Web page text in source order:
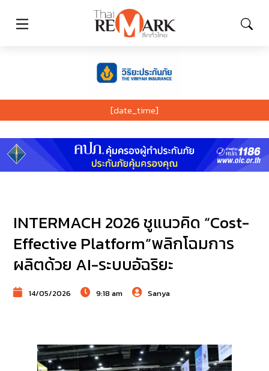
[date_time]
INTERMACH 2026 ชูแนวคิด “Cost-
Effective Platform”พลิกโฉมการ
ผลิตด้วย AI-ระบบอัฉริยะ
14/05/2026 9:18 am Sanya